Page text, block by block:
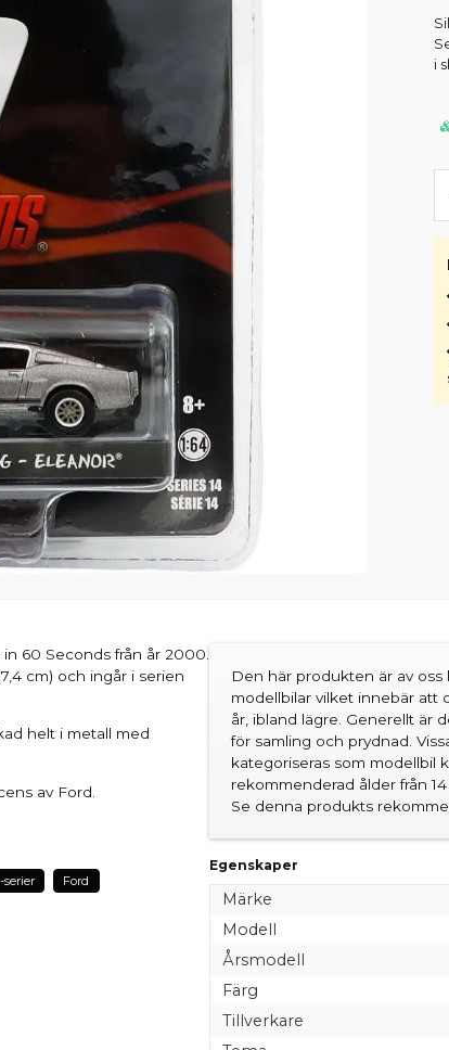
i
60 Seconds från år 2000.
cm) och ingår i serien
helt i metall med
av Ford.
Ford
Den här produkten är av
modellbilar vilket innebär att
år, ibland lägre. Generellt är
för samling och prydnad.
kategoriseras som modellbil
rekommenderad ålder från
Se denna produkts
Egenskaper
Märke
Modell
Årsmodell
Färg
Tillverkare